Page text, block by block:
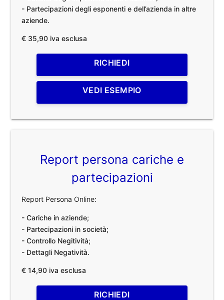
- Partecipazioni degli esponenti e dell’azienda in altre
aziende.
€ 35,90 iva esclusa
RICHIEDI
VEDI ESEMPIO
Report persona cariche e
partecipazioni
Report Persona Online:
- Cariche in aziende;
- Partecipazioni in società;
- Controllo Negitività;
- Dettagli Negatività.
€ 14,90 iva esclusa
RICHIEDI